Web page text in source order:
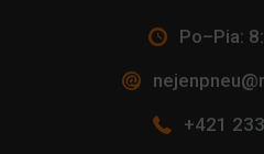
Po–Pia:
+421